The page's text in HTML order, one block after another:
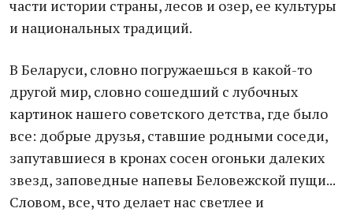
части истории страны, лесов и озер, ее культуры
и национальных традиций.
В Беларуси, словно погружаешься в какой-то
другой мир, словно сошедший с лубочных
картинок нашего советского детства, где было
все: добрые друзья, ставшие родными соседи,
запутавшиеся в кронах сосен огоньки далеких
звезд, заповедные напевы Беловежской пущи...
Словом, все, что делает нас светлее и